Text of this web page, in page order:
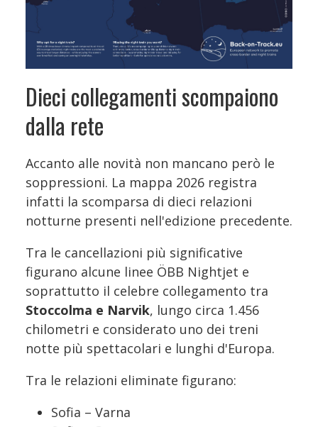
Dieci collegamenti scompaiono
dalla rete
Accanto alle novità non mancano però le
soppressioni. La mappa 2026 registra
infatti la scomparsa di dieci relazioni
notturne presenti nell'edizione precedente.
Tra le cancellazioni più significative
figurano alcune linee ÖBB Nightjet e
soprattutto il celebre collegamento tra
Stoccolma e Narvik, lungo circa 1.456
chilometri e considerato uno dei treni
notte più spettacolari e lunghi d'Europa.
Tra le relazioni eliminate figurano:
Sofia – Varna